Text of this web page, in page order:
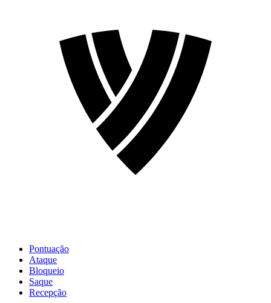
Pontuação
Ataque
Bloqueio
Saque
Recepção